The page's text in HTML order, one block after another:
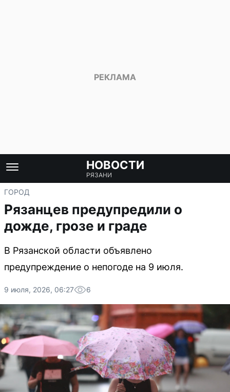
НОВОСТИ
РЯЗАНИ
ГОРОД
Рязанцев предупредили о
дожде, грозе и граде
В Рязанской области объявлено
предупреждение о непогоде на 9 июля.
9 июля, 2026, 06:27 6